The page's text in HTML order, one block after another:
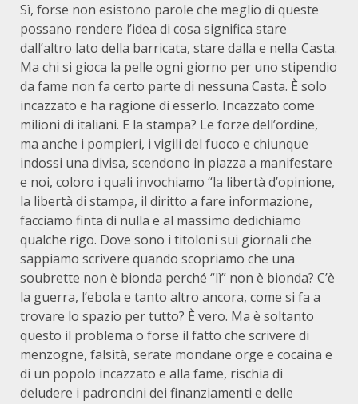
Sì, forse non esistono parole che meglio di queste
possano rendere l’idea di cosa significa stare
dall’altro lato della barricata, stare dalla e nella Casta.
Ma chi si gioca la pelle ogni giorno per uno stipendio
da fame non fa certo parte di nessuna Casta. È solo
incazzato e ha ragione di esserlo. Incazzato come
milioni di italiani. E la stampa? Le forze dell’ordine,
ma anche i pompieri, i vigili del fuoco e chiunque
indossi una divisa, scendono in piazza a manifestare
e noi, coloro i quali invochiamo “la libertà d’opinione,
la libertà di stampa, il diritto a fare informazione,
facciamo finta di nulla e al massimo dedichiamo
qualche rigo. Dove sono i titoloni sui giornali che
sappiamo scrivere quando scopriamo che una
soubrette non è bionda perché “lì” non è bionda? C’è
la guerra, l’ebola e tanto altro ancora, come si fa a
trovare lo spazio per tutto? È vero. Ma è soltanto
questo il problema o forse il fatto che scrivere di
menzogne, falsità, serate mondane orge e cocaina e
di un popolo incazzato e alla fame, rischia di
deludere i padroncini dei finanziamenti e delle